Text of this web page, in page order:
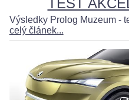
TEST
Výsledky Prolog Muzeum -
celý článek...